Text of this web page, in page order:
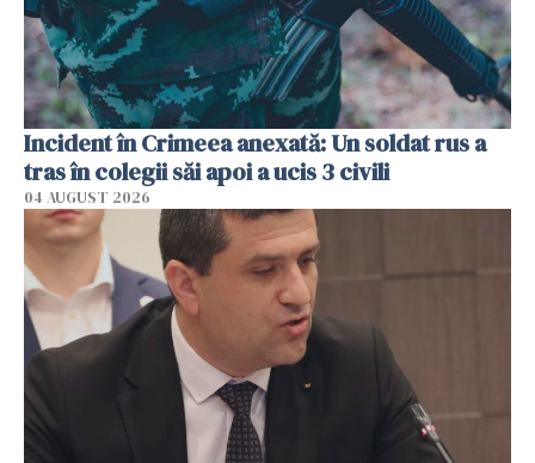
Incident în Crimeea anexată: Un soldat rus a
tras în colegii săi apoi a ucis 3 civili
04 AUGUST 2026